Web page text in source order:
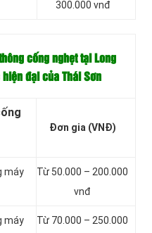
300.000 vnđ
cống nghẹt tại Long
đại của Thái Sơn
Đơn gia (VNĐ)
máy
Từ 50.000 – 200.000
vnđ
máy
Từ 70.000 – 250.000